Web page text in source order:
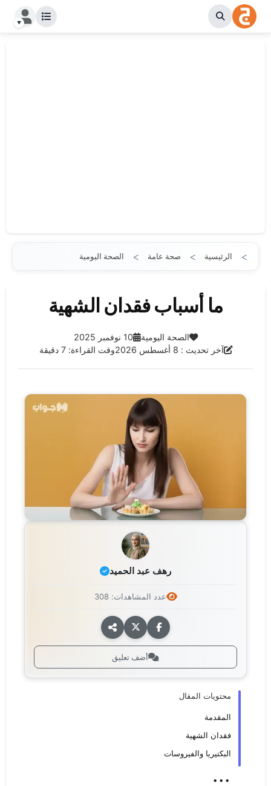
الصحة اليومية صحة عامة الرئيسية
ما أسباب فقدان الشهية
الفئة:الصحة اليوميةتاريخ النشر:
10 نوفمبر 2025
آخر تحديث:
آخر تحديث : 8 أغسطس 2026 وقت القراءة: 7 دقيقة
رهف عبد الحميد
عدد المشاهدات: 308
أضف تعليق
محتويات المقال
المقدمة
فقدان الشهية
البكتيريا والفيروسات
...